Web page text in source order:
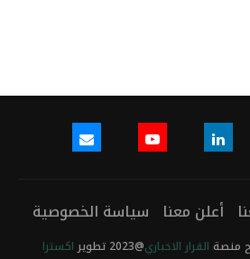
أعلن معنا سياسة الخصوصية
منصة القرار الاخباري@2023 تطوير اكسترا